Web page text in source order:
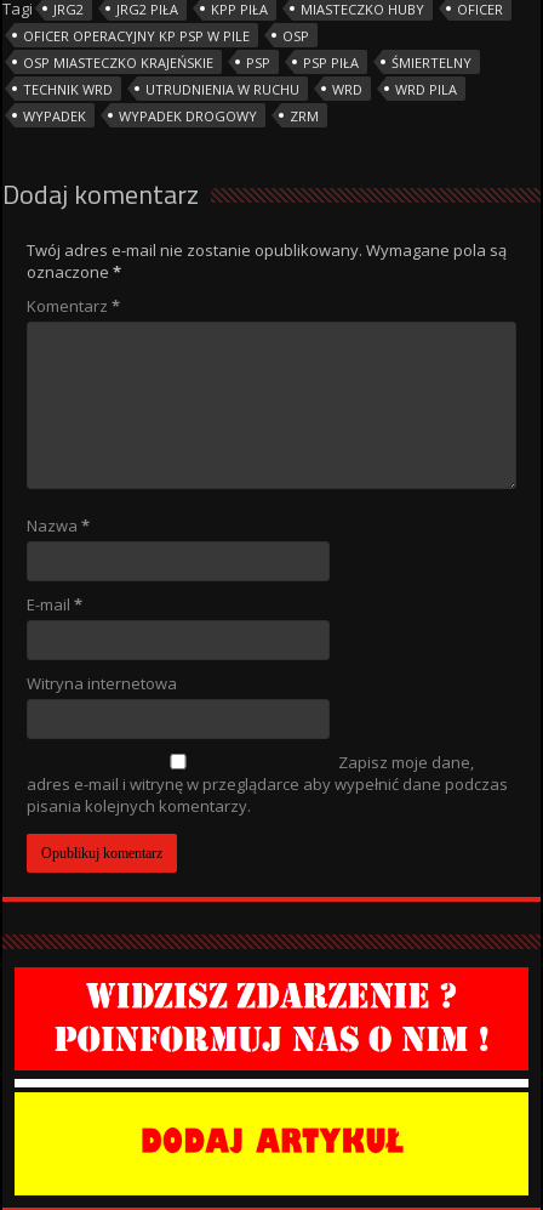
Tagi JRG2 JRG2 PIŁA KPP PIŁA MIASTECZKO HUBY
OFICER
OFICER OPERACYJNY KP PSP W PILE
OSP
OSP MIASTECZKO KRAJEŃSKIE
PSP PSP PIŁA
ŚMIERTELNY
TECHNIK WRD
UTRUDNIENIA W RUCHU WRD
WRD PILA
WYPADEK
WYPADEK DROGOWY ZRM
Dodaj komentarz
Twój adres e-mail nie zostanie opublikowany. Wymagane pola są
oznaczone*
Komentarz*
Nazwa*
E-mail*
Witryna internetowa
Zapisz moje dane,
adres e-mail i witrynę w przeglądarce aby wypełnić dane podczas
pisania kolejnych komentarzy.